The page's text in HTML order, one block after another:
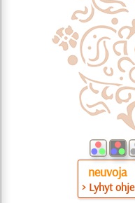
neuvoja
> Lyhyt ohje